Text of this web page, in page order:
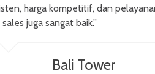
harga kompetitif, dan
juga sangat baik.”
Bali Tower